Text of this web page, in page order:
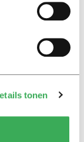
tonen